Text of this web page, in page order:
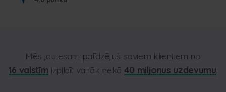
Mēs jau esam palīdzējuši saviem klientiem no
16 valstīm izpildīt vairāk nekā 40 miljonus uzdevumu.